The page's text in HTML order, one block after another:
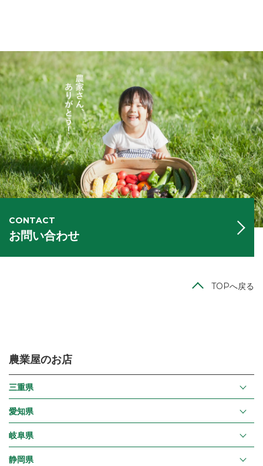
CONTACT
お問い合わせ
TOPへ戻る
農業屋のお店
三重県
愛知県
岐阜県
静岡県